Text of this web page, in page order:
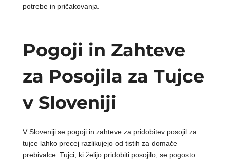
potrebe in pričakovanja.
Pogoji in Zahteve
za Posojila za Tujce
v Sloveniji
V Sloveniji se pogoji in zahteve za pridobitev posojil za
tujce lahko precej razlikujejo od tistih za domače
prebivalce. Tujci, ki želijo pridobiti posojilo, se pogosto